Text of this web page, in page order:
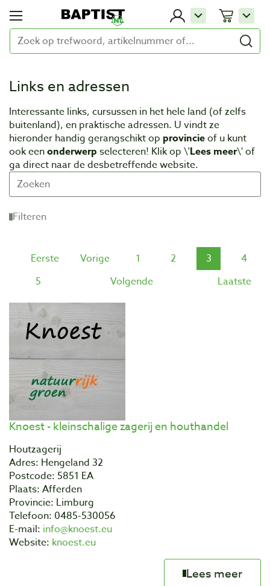
Links en adressen
Interessante links, cursussen in het hele land (of zelfs
buitenland), en praktische adressen. U vindt ze
hieronder handig gerangschikt op provincieof u kunt
ook eenonderwerp selecteren! Klik op \'Lees meer\' of
ga direct naar de desbetreffende website.
Filteren
Eerste Vorige 1 2 3
4
5
Volgende Laatste
Knoest - kleinschalige zagerij en houthandel
Houtzagerij
Adres: Hengeland 32
Postcode: 5851 EA
Plaats: Afferden
Provincie: Limburg
Telefoon: 0485-530056
E-mail: info@knoest.eu
Website: knoest.eu
Lees meer